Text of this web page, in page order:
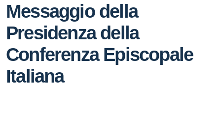
Messaggio della
Presidenza della
Conferenza Episcopale
Italiana